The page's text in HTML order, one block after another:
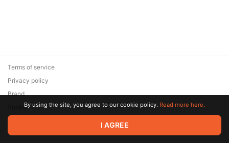
© 2026 Zaya Solutions Limited. All rights reserved. All trademarks
are the property of their respective owners.
Terms of service
Privacy policy
Brand
SupportBy using the site, you agree to our cookie policy. Read more here.
I AGREE